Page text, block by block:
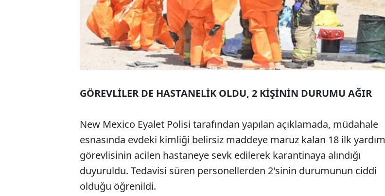
GÖREVLİLER DE HASTANELİK OLDU, 2 KİŞİNİN DURUMU AĞIR
New Mexico Eyalet Polisi tarafından yapılan açıklamada, müdahale
esnasında evdeki kimliği belirsiz maddeye maruz kalan 18 ilk yardım
görevlisinin acilen hastaneye sevk edilerek karantinaya alındığı
duyuruldu. Tedavisi süren personellerden 2'sinin durumunun ciddi
olduğu öğrenildi.